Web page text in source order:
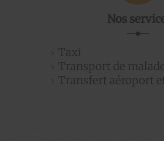
Nos
Taxi
Transport de
Transfert aéroport